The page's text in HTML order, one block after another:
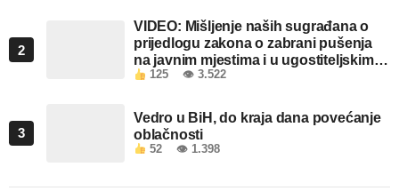
2
VIDEO: Mišljenje naših sugrađana o
prijedlogu zakona o zabrani pušenja
na javnim mjestima i u ugostiteljskim
objektima u FBiH
125 👁 3.522
3
Vedro u BiH, do kraja dana povećanje
oblačnosti
52 👁 1.398